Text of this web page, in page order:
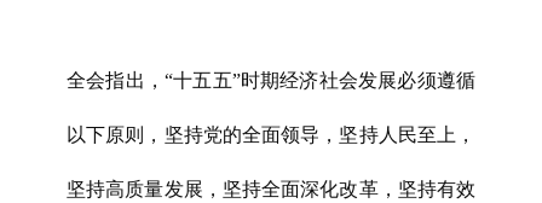
全会指出，“十五五”时期经济社会发展必须遵循
以下原则，坚持党的全面领导，坚持人民至上，
坚持高质量发展，坚持全面深化改革，坚持有效